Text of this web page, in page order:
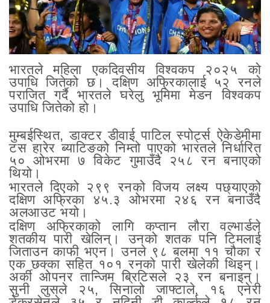
भारतले महिला एकदिवसीय विश्वकप २०२५ को
उपाधि जितेको छ। दक्षिण अफ्रिकालाई ५२ रनले
पराजित गर्दै भारतले घरेलु भूमिमा मेडन विश्वकप
उपाधि जितेको हो।
मुम्बईस्थित, डाक्टर डीवाई पाटिल स्पोर्ट्स ऐकेडेमीमा
टस हारेर ब्याटिङको निम्तो पाएको भारतले निर्धारित
५० ओभरमा ७ विकेट गुमाउँदै २५८ रन बनाएको
थियो।
भारतले दिएको २९९ रनको विजय लक्ष्य पछ्याएको
दक्षिण अफ्रिका ४५.३ ओभरमा २४६ रन बनाउँदै
अलआउट भयो।
दक्षिण अफ्रिकाको लागि कप्तान लौरा वल्भार्डले
शतकीय पारी खेलिन्। उनको शतक पनि टिमलाई
जिताउन काफी भएन। उनले ९८ बलमा ११ चौका र
एक छक्का सहित १०१ रनको पारी खेलेकी थिइन्।
अर्की ओपनर तान्जिम ब्रिटिसले २३ रन बनाइन्।
सुनी लुसले २५, सिनालो जाफ्टाले, १६ एनेरी